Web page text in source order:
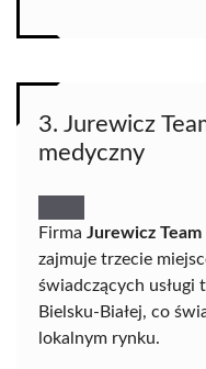
3. Jurewicz
medyczny
Firma Jurewicz
zajmuje trzecie
świadczących usługi
Bielsku-Białej, co
lokalnym rynku.